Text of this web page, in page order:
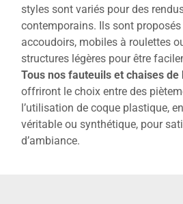
styles sont variés pour des
contemporains. Ils sont
accoudoirs, mobiles à roulettes
structures légères pour être
Tous nos fauteuils et chaises de
offriront le choix entre des
l’utilisation de coque plastique,
véritable ou synthétique, pour
d’ambiance.